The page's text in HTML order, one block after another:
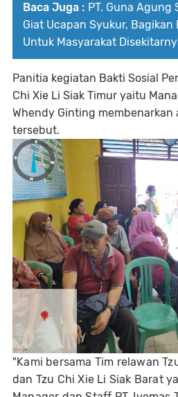
Baca Juga : PT. Guna Agung
Giat Ucapan Syukur, Bagikan
Untuk Masyarakat
Panitia kegiatan Bakti Sosial
Chi Xie Li Siak Timur yaitu
Whendy Ginting membenarkan
tersebut.
"Kami bersama Tim relawan
dan Tzu Chi Xie Li Siak Barat